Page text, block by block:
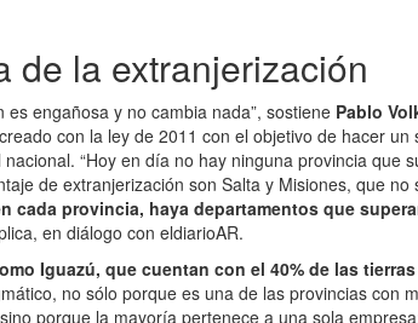
de la extranjerización
es engañosa y no cambia nada”, sostiene Pablo
con la ley de 2011 con el objetivo de hacer
“Hoy en día no hay ninguna provincia que
de extranjerización son Salta y Misiones, que no
cada provincia, haya departamentos que
en diálogo con eldiarioAR.
Iguazú, que cuentan con el 40% de las
no sólo porque es una de las provincias con
porque la mayoría pertenece a una sola